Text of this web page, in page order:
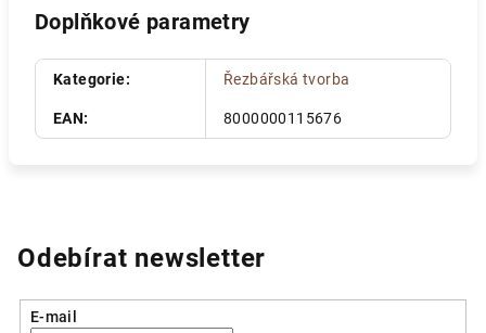
Doplňkové parametry
Kategorie: Řezbářská tvorba
EAN: 8000000115676
Odebírat newsletter
E-mail